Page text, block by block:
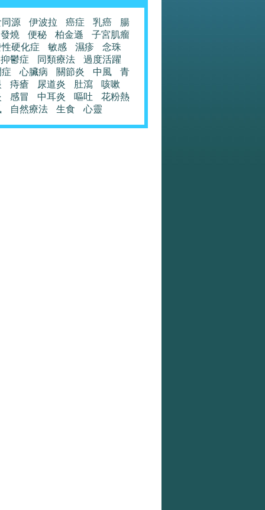
源 伊波拉 癌症 乳癌
腸
發燒
便秘 柏金遜
子宮肌瘤
硬化症
敏感 濕疹
念珠
抑鬱症
同類療法
過度活躍
心臟病 關節炎 中風
青
痔瘡 尿道炎 肚瀉
咳嗽
感冒 中耳炎 嘔吐
花粉熱
自然療法 生食 心靈